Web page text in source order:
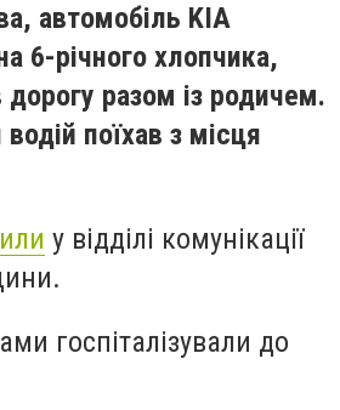
автомобіль KIA
6-річного хлопчика,
разом із родичем.
поїхав з місця
у відділі комунікації
госпіталізували до